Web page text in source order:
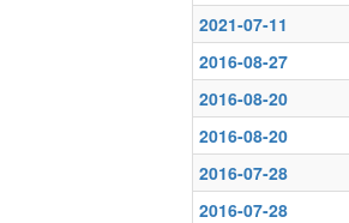
2021-07-11
2016-08-27
2016-08-20
2016-08-20
2016-07-28
2016-07-28